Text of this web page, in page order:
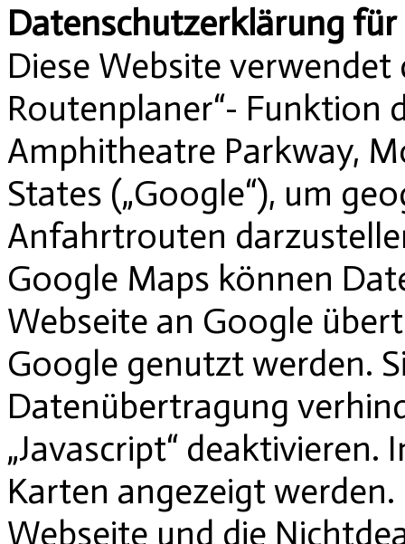
Datenschutzerklärung
Diese Website verwendet
Routenplaner“- Funktion
Amphitheatre Parkway,
States („Google“), um
Anfahrtrouten
Google Maps können
Webseite an Google
Google genutzt werden.
Datenübertragung
„Javascript“
Karten angezeigt
Webseite und die